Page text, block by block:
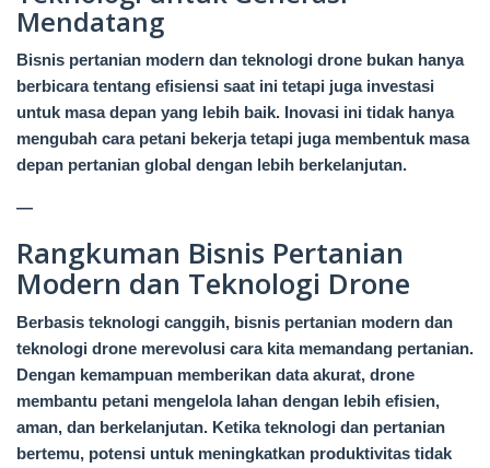
Mendatang
Bisnis pertanian modern dan teknologi drone bukan hanya
berbicara tentang efisiensi saat ini tetapi juga investasi
untuk masa depan yang lebih baik. Inovasi ini tidak hanya
mengubah cara petani bekerja tetapi juga membentuk masa
depan pertanian global dengan lebih berkelanjutan.
—
Rangkuman Bisnis Pertanian
Modern dan Teknologi Drone
Berbasis teknologi canggih, bisnis pertanian modern dan
teknologi drone merevolusi cara kita memandang pertanian.
Dengan kemampuan memberikan data akurat, drone
membantu petani mengelola lahan dengan lebih efisien,
aman, dan berkelanjutan. Ketika teknologi dan pertanian
bertemu, potensi untuk meningkatkan produktivitas tidak